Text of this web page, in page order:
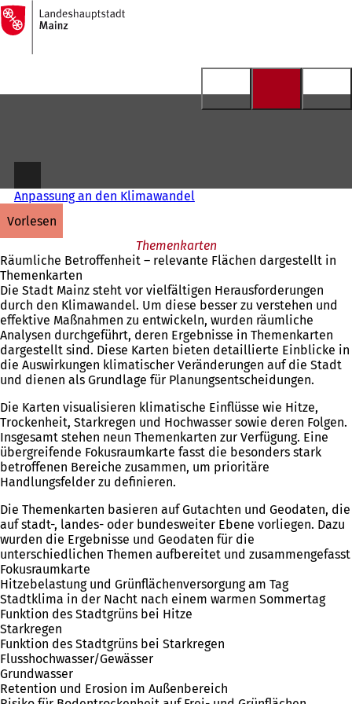
Inhalt anspringen
Zur
Startseite
Anpassung an den Klimawandel
vorlesen
Themenkarten
Räumliche Betroffenheit – relevante Flächen dargestellt in
Themenkarten
Die Stadt Mainz steht vor vielfältigen Herausforderungen
durch den Klimawandel. Um diese besser zu verstehen und
effektive Maßnahmen zu entwickeln, wurden räumliche
Analysen durchgeführt, deren Ergebnisse in Themenkarten
dargestellt sind. Diese Karten bieten detaillierte Einblicke in
die Auswirkungen klimatischer Veränderungen auf die Stadt
und dienen als Grundlage für Planungsentscheidungen.
Die Karten visualisieren klimatische Einflüsse wie Hitze,
Trockenheit, Starkregen und Hochwasser sowie deren Folgen.
Insgesamt stehen neun Themenkarten zur Verfügung. Eine
übergreifende Fokusraumkarte fasst die besonders stark
betroffenen Bereiche zusammen, um prioritäre
Handlungsfelder zu definieren.
Die Themenkarten basieren auf Gutachten und Geodaten, die
auf stadt-, landes- oder bundesweiter Ebene vorliegen. Dazu
wurden die Ergebnisse und Geodaten für die
unterschiedlichen Themen aufbereitet und zusammengefasst
Fokusraumkarte
Hitzebelastung und Grünflächenversorgung am Tag
Stadtklima in der Nacht nach einem warmen Sommertag
Funktion des Stadtgrüns bei Hitze
Starkregen
Funktion des Stadtgrüns bei Starkregen
Flusshochwasser/Gewässer
Grundwasser
Retention und Erosion im Außenbereich